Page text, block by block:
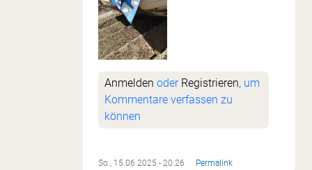
Anmelden oder Registrieren, um
Kommentare verfassen zu
können
So., 15.06.2025 - 20:26 Permalink